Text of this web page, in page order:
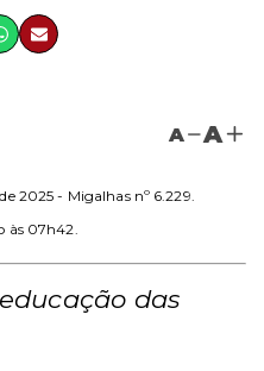
A A
2025 - Migalhas nº 6.229.
às 07h42.
das